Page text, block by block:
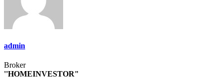
admin
Broker
''HOMEINVESTOR"